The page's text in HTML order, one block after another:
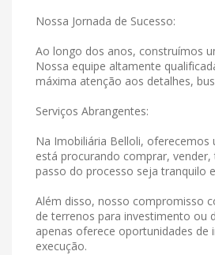
Nossa Jornada de Sucesso:
Ao longo dos anos, construímos
Nossa equipe altamente
máxima atenção aos detalhes,
Serviços Abrangentes:
Na Imobiliária Belloli, oferecemos
está procurando comprar,
passo do processo seja tranquilo
Além disso, nosso compromisso
de terrenos para investimento ou
apenas oferece oportunidades
execução.